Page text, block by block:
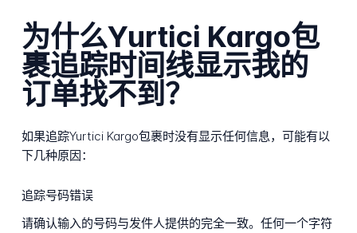
为什么Yurtici Kargo包
裹追踪时间线显示我的
订单找不到？
如果追踪Yurtici Kargo包裹时没有显示任何信息，可能有以
下几种原因：
追踪号码错误
请确认输入的号码与发件人提供的完全一致。任何一个字符